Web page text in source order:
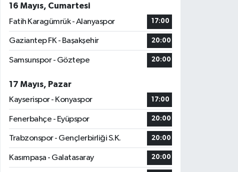
16 Mayıs, Cumartesi
Fatih Karagümrük - Alanyaspor
17:00
Gaziantep FK - Başakşehir 20:00
Samsunspor - Göztepe 20:00
17 Mayıs, Pazar
Kayserispor - Konyaspor
17:00
Fenerbahçe - Eyüpspor 20:00
Trabzonspor - Gençlerbirliği S.K. 20:00
Kasımpaşa - Galatasaray 20:00